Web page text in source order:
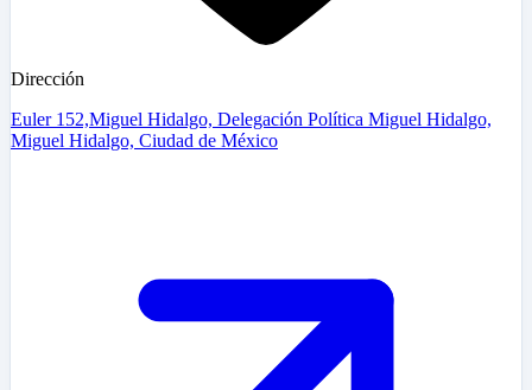
Dirección
Euler 152,Miguel Hidalgo, Delegación Política Miguel Hidalgo,
Miguel Hidalgo, Ciudad de México